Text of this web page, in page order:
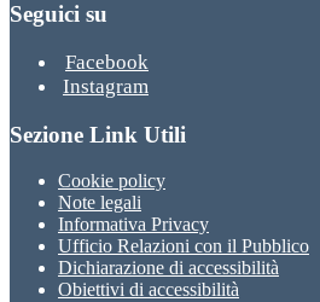
Seguici su
Facebook
Instagram
Sezione Link Utili
Cookie policy
Note legali
Informativa Privacy
Ufficio Relazioni con il Pubblico
Dichiarazione di accessibilità
Obiettivi di accessibilità